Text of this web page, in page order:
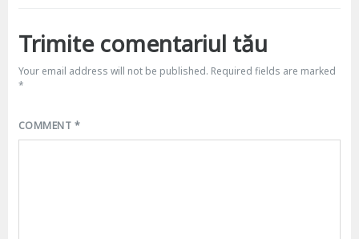
Trimite comentariul tău
Your email address will not be published. Required fields are marked
*
COMMENT *